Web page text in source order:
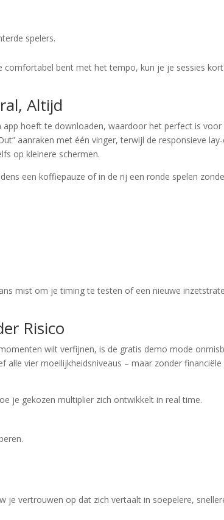
spelers.
comfortabel bent met het tempo, kun je je sessies kort
Altijd
hoeft te downloaden, waardoor het perfect is voor
aanraken met één vinger, terwijl de responsieve
op kleinere schermen.
een koffiepauze of in de rij een ronde spelen
mist om je timing te testen of een nieuwe
Risico
wilt verfijnen, is de gratis demo mode
alle vier moeilijkheidsniveaus – maar zonder financiële
je gekozen multiplier zich ontwikkelt in real time.
je vertrouwen op dat zich vertaalt in soepelere,